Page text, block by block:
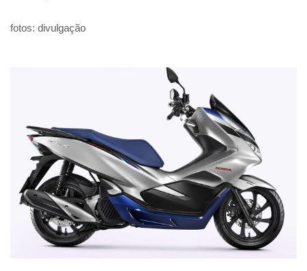
fotos: divulgação